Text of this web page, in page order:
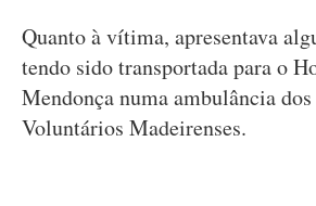
Quanto à vítima, apresentava
tendo sido transportada para o
Mendonça numa ambulância
Voluntários Madeirenses.